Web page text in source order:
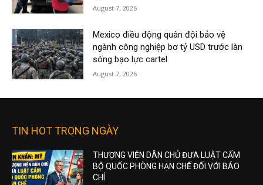
August 7, 2026
Mexico điều động quân đội bảo vệ
ngành công nghiệp bơ tỷ USD trước làn
sóng bạo lực cartel
August 7, 2026
TIN HOT TRONG NGÀY
THƯỢNG VIỆN DÂN CHỦ ĐƯA LUẬT CẤM
BỘ QUỐC PHÒNG HẠN CHẾ ĐỐI VỚI BÁO
CHÍ